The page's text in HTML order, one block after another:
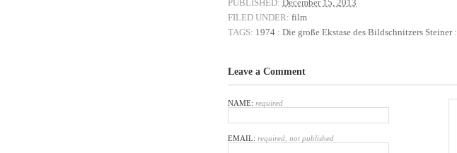
PUBLISHED: December 15, 2013
FILED UNDER: film
TAGS: 1974 : Die große Ekstase des Bildschnitzers Steiner:
Leave a Comment
NAME: required
EMAIL: required, not published